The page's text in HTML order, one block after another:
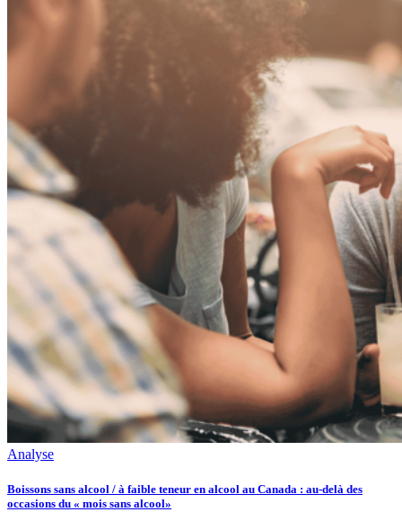
Analyse
Boissons sans alcool / à faible teneur en alcool au Canada : au-delà des
occasions du « mois sans alcool»